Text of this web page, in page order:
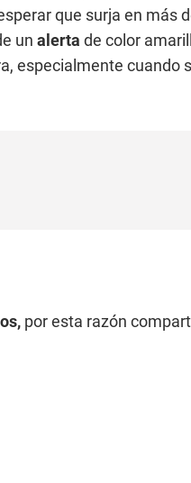
que surja en más
un alerta de color
especialmente cuando
por esta razón